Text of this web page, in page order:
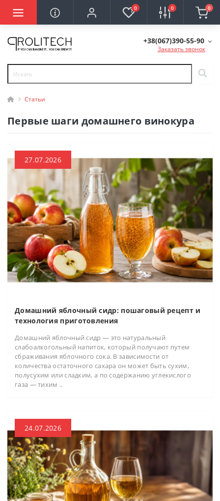
0 0 0
+38(067)390-55-90
Заказать звонок
Статьи
Первые шаги домашнего винокура
27.07.2026
Домашний яблочный сидр: пошаговый рецепт и
технология приготовления
Домашний яблочный сидр — это натуральный
слабоалкогольный напиток, который получают путем
сбраживания яблочного сока. В зависимости от
количества остаточного сахара он может быть сухим,
полусухим или сладким, а по содержанию углекислого
газа — тихим ..
24.07.2026